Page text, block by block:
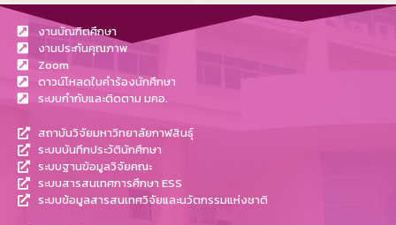
งานบัณฑิตศึกษา
งานประกันคุณภาพ
Zoom
ดาวน์โหลดใบคำร้องนักศึกษา
ระบบกำกับและติดตาม มคอ.
สถาบันวิจัยมหาวิทยาลัยกาฬสินธุ์
ระบบบันทึกประวัตินักศึกษา
ระบบฐานข้อมูลวิจัยคณะ
ระบบสารสนเทศการศึกษา ESS
ระบบข้อมูลสารสนเทศวิจัยและนวัตกรรมแห่งชาติ